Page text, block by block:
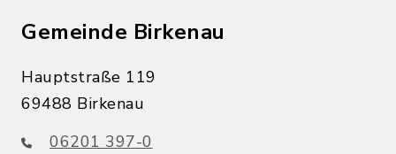
Gemeinde Birkenau
Hauptstraße 119
69488 Birkenau
06201 397-0